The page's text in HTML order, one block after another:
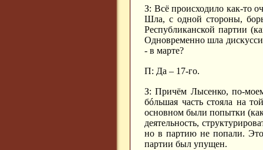
З: Всё происходило как-то
Шла, с одной стороны,
Республиканской партии
Одновременно шла
- в марте?
П: Да – 17-го.
З: Причём Лысенко, по-
бóльшая часть стояла на
основном были попытки
деятельность,
но в партию не попали. Это
партии был упущен.